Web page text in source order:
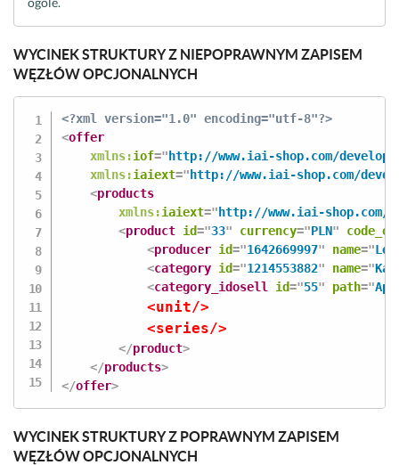
WYCINEK STRUKTURY Z NIEPOPRAWNYM ZAPISEM
WĘZŁÓW OPCJONALNYCH
<?xml version="1.0" encoding="utf-8"?>
<offer
xmlns:iof=" http://www.iai-shop.com/
xmlns:iaiext=" http://www.iai-shop.com/
<products
xmlns:iaiext=" http://www.iai-shop.com/
<product id="33" currency="PLN"
<producer id="1642669997" name="
<category id="1214553882" name="
<category_idosell id="55" path="
<unit/>
<series/>
</product>
</products>
</offer>
WYCINEK STRUKTURY Z POPRAWNYM ZAPISEM
WĘZŁÓW OPCJONALNYCH